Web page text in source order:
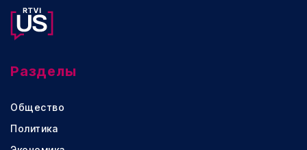
Разделы
Общество
Политика